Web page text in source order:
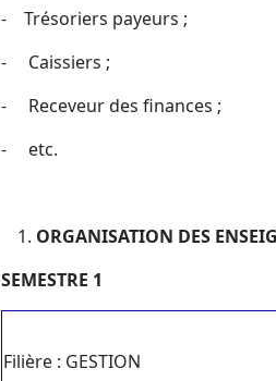
- Trésoriers payeurs ;
- Caissiers ;
- Receveur des finances ;
- etc.
ORGANISATION DES
SEMESTRE 1
Filière : GESTION